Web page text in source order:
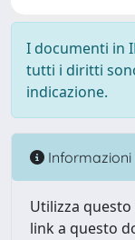
I documenti in
tutti i diritti
indicazione.
Informazioni
Utilizza
link a questo